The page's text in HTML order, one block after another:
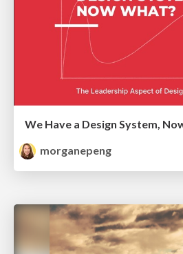
We Have a Design System,
morganepeng